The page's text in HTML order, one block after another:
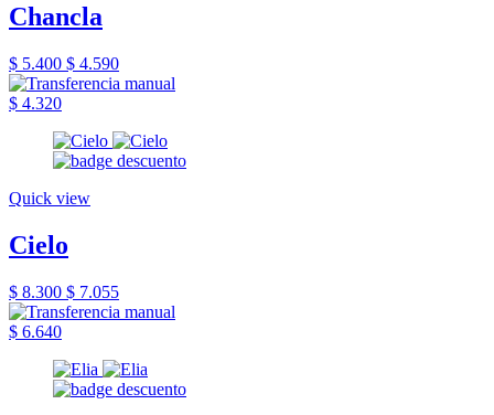
Chancla
$ 5.400 $ 4.590
$ 4.320
Quick view
Cielo
$ 8.300 $ 7.055
$ 6.640